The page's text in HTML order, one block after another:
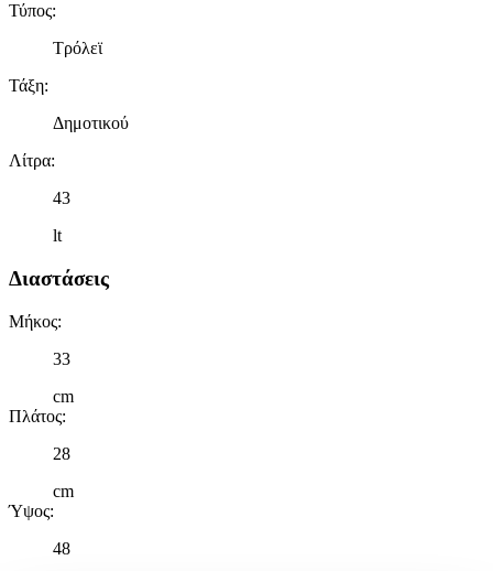
Τύπος:
Τρόλεϊ
Τάξη:
Δημοτικού
Λίτρα:
43
lt
Διαστάσεις
Μήκος:
33
cm
Πλάτος:
28
cm
Ύψος:
48